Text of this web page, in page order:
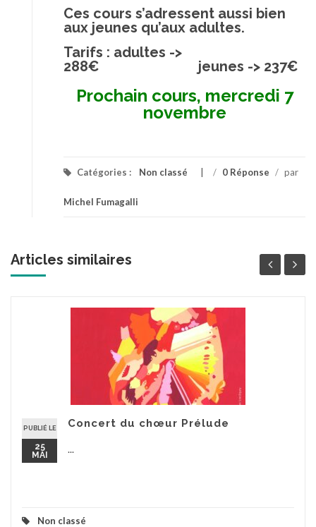
Ces cours s’adressent aussi bien
aux jeunes qu’aux adultes.
Tarifs : adultes ->
288€ jeunes -> 237€
Prochain cours, mercredi 7
novembre
Catégories : Non classé / 0 Réponse / par
Michel Fumagalli
Articles similaires
PUBLIÉ LE
25
MAI
Concert du chœur Prélude
...
Non classé